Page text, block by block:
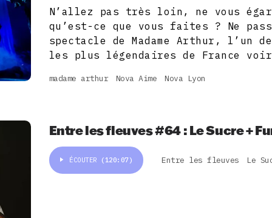
N’allez pas très loin, ne vous
qu’est-ce que vous faites ? Ne
spectacle de Madame Arthur, l’un
les plus légendaires de France
madame arthur Nova Aime Nova Lyon
Entre les fleuves #64 : Le Sucre +
ÉCOUTER (120:07) Entre les fleuves Le